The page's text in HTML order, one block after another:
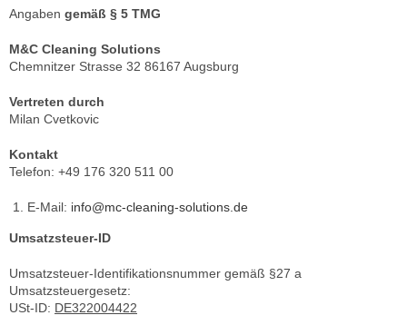
Angaben gemäß § 5 TMG
M&C Cleaning Solutions
Chemnitzer Strasse 32 86167 Augsburg
Vertreten durch
Milan Cvetkovic
Kontakt
Telefon: +49 176 320 511 00
E-Mail: info@mc-cleaning-solutions.de
Umsatzsteuer-ID
Umsatzsteuer-Identifikationsnummer gemäß §27 a
Umsatzsteuergesetz:
USt-ID: DE322004422